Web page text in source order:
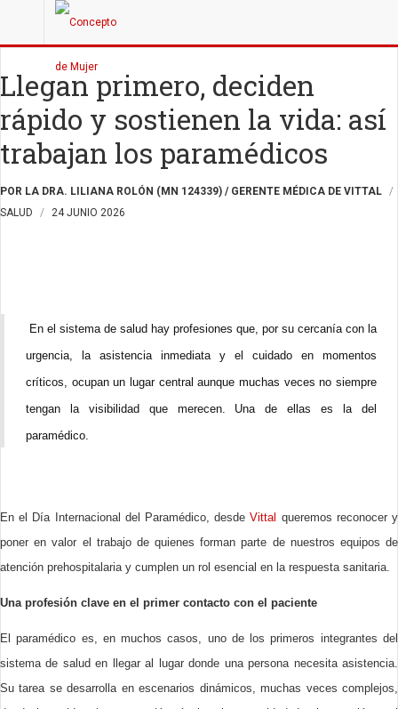
Llegan primero, deciden
rápido y sostienen la vida: así
trabajan los paramédicos
POR LA DRA. LILIANA ROLÓN (MN 124339) / GERENTE MÉDICA DE VITTAL
SALUD
24 JUNIO 2026
En el sistema de salud hay profesiones que, por su cercanía con la
urgencia, la asistencia inmediata y el cuidado en momentos
críticos, ocupan un lugar central aunque muchas veces no siempre
tengan la visibilidad que merecen. Una de ellas es la del
paramédico.
En el Día Internacional del Paramédico, desdeVittal queremos reconocer y
poner en valor el trabajo de quienes forman parte de nuestros equipos de
atención prehospitalaria y cumplen un rol esencial en la respuesta sanitaria.
Una profesión clave en el primer contacto con el paciente
El paramédico es, en muchos casos, uno de los primeros integrantes del
sistema de salud en llegar al lugar donde una persona necesita asistencia.
Su tarea se desarrolla en escenarios dinámicos, muchas veces complejos,